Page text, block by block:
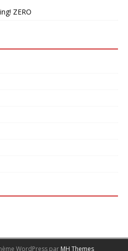
ZERO
WordPress par MH Themes